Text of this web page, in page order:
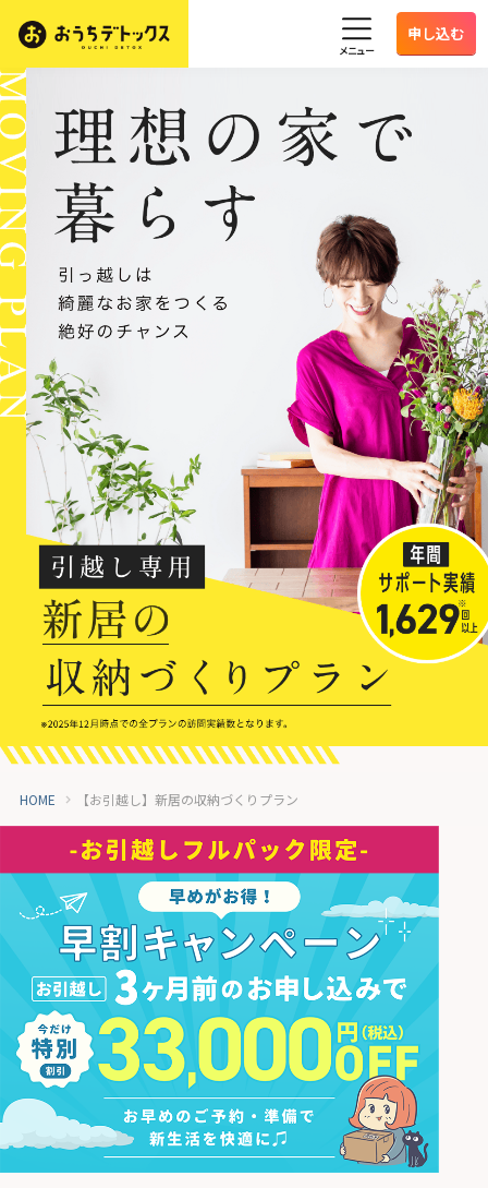
メニュー
申し込む
HOME 【お引越し】新居の収納づくりプラン